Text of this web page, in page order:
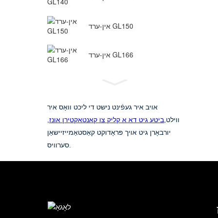
אין-ערד GL150
אין-ערד GL166
אויב איר געפֿינט נישט די ליכט וואָס איר
ווילט,ביטע גיט דא א קליק צו קאנטאקטירן אונז,
יורבאָרן גיט אויך פּראָדוקט קאַסטאַמייזיישאַן
סערוויס.